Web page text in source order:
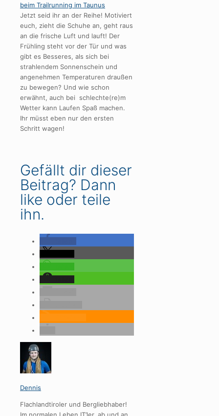
Jetzt seid ihr an der Reihe! Motiviert
euch, zieht die Schuhe an, geht raus
an die frische Luft und lauft! Der
Frühling steht vor der Tür und was
gibt es Besseres, als sich bei
strahlendem Sonnenschein und
angenehmen Temperaturen draußen
zu bewegen? Und wie schon
erwähnt, auch bei schlechte(re)m
Wetter kann Laufen Spaß machen.
Ihr müsst eben nur den ersten
Schritt wagen!
Gefällt dir dieser
Beitrag? Dann
like oder teile
ihn.
Dennis
Flachlandtiroler und Bergliebhaber!
Im normalen Leben IT’ler, ab und an